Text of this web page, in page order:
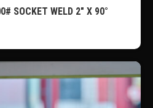
SOCKET WELD 2″ X 90°